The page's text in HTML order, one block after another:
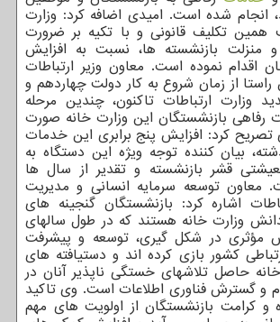
انجام شده است. امیدی اضافه کرد: وزارت
همین تکلیف قانونی و با تکیه بر ضرورت
منزلت بازنشسته ها، نسبت به افزایش
اقدام نموده است. معاون وزیر ارتباطات
راستا از زمان شروع به کار دولت چهاردهم و
وزارت ارتباطات تاکنون، چندین مرحله
رفاهی بازنشستگان این وزارت خانه صورت
کرد: افزایش پنج برابری این خدمات
بیان کننده توجه ویژه این دستگاه به
قشر بازنشسته و تقدیر از سال ها
توسعه سرمایه انسانی و مدیریت
اشاره کرد: بازنشستگان گنجینه های
وزارت خانه هستند که در طول سالهای
در شکل گیری، توسعه و پیشرفت
کشور بازی کرده اند و دستیافته های
خانه حاصل تلاشهای خستگی ناپذیر آنان در
و گسترش فناوری اطلاعات است. وی تاکید
و کرامت بازنشستگان از اولویت های مهم